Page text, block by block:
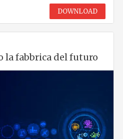
DOWNLOAD
la fabbrica del futuro